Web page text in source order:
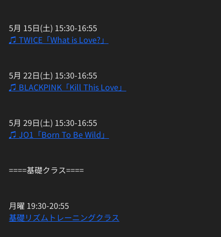
5月 15日(土) 15:30-16:55
♫ TWICE「What is Love?」
5月 22日(土) 15:30-16:55
♫ BLACKPINK「Kill This Love」
5月 29日(土) 15:30-16:55
♫ JO1「Born To Be Wild」
====基礎クラス====
月曜 19:30-20:55
基礎リズムトレーニングクラス